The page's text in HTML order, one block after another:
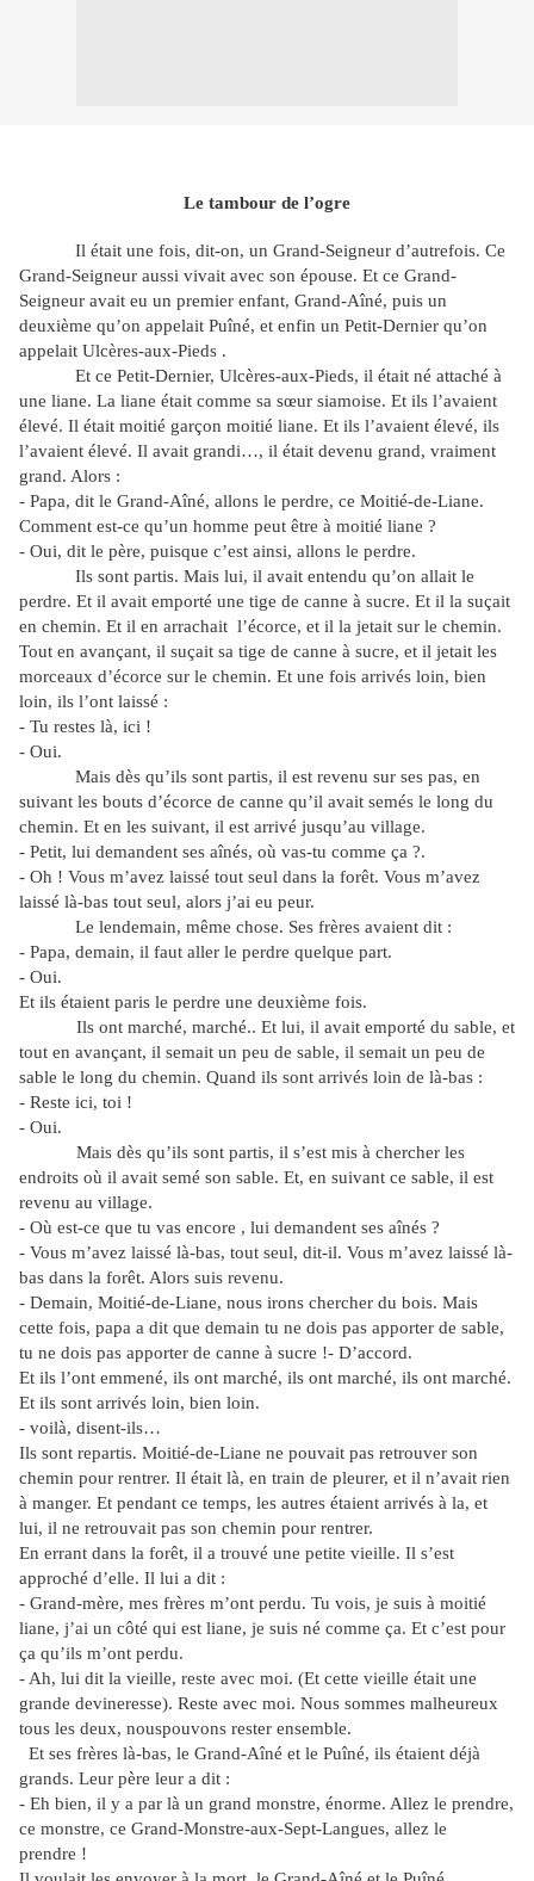
Le tambour de l’ogre
Il était une fois, dit-on, un Grand-Seigneur d’autrefois. Ce
Grand-Seigneur aussi vivait avec son épouse. Et ce Grand-
Seigneur avait eu un premier enfant, Grand-Aîné, puis un
deuxième qu’on appelait Puîné, et enfin un Petit-Dernier qu’on
appelait Ulcères-aux-Pieds .
Et ce Petit-Dernier, Ulcères-aux-Pieds, il était né attaché à
une liane. La liane était comme sa sœur siamoise. Et ils l’avaient
élevé. Il était moitié garçon moitié liane. Et ils l’avaient élevé, ils
l’avaient élevé. Il avait grandi…, il était devenu grand, vraiment
grand. Alors :
- Papa, dit le Grand-Aîné, allons le perdre, ce Moitié-de-Liane.
Comment est-ce qu’un homme peut être à moitié liane ?
- Oui, dit le père, puisque c’est ainsi, allons le perdre.
Ils sont partis. Mais lui, il avait entendu qu’on allait le
perdre. Et il avait emporté une tige de canne à sucre. Et il la suçait
en chemin. Et il en arrachait l’écorce, et il la jetait sur le chemin.
Tout en avançant, il suçait sa tige de canne à sucre, et il jetait les
morceaux d’écorce sur le chemin. Et une fois arrivés loin, bien
loin, ils l’ont laissé :
- Tu restes là, ici !
- Oui.
Mais dès qu’ils sont partis, il est revenu sur ses pas, en
suivant les bouts d’écorce de canne qu’il avait semés le long du
chemin. Et en les suivant, il est arrivé jusqu’au village.
- Petit, lui demandent ses aînés, où vas-tu comme ça ?.
- Oh ! Vous m’avez laissé tout seul dans la forêt. Vous m’avez
laissé là-bas tout seul, alors j’ai eu peur.
Le lendemain, même chose. Ses frères avaient dit :
- Papa, demain, il faut aller le perdre quelque part.
- Oui.
Et ils étaient paris le perdre une deuxième fois.
Ils ont marché, marché.. Et lui, il avait emporté du sable, et
tout en avançant, il semait un peu de sable, il semait un peu de
sable le long du chemin. Quand ils sont arrivés loin de là-bas :
- Reste ici, toi !
- Oui.
Mais dès qu’ils sont partis, il s’est mis à chercher les
endroits où il avait semé son sable. Et, en suivant ce sable, il est
revenu au village.
- Où est-ce que tu vas encore , lui demandent ses aînés ?
- Vous m’avez laissé là-bas, tout seul, dit-il. Vous m’avez laissé là-
bas dans la forêt. Alors suis revenu.
- Demain, Moitié-de-Liane, nous irons chercher du bois. Mais
cette fois, papa a dit que demain tu ne dois pas apporter de sable,
tu ne dois pas apporter de canne à sucre !- D’accord.
Et ils l’ont emmené, ils ont marché, ils ont marché, ils ont marché.
Et ils sont arrivés loin, bien loin.
- voilà, disent-ils…
Ils sont repartis. Moitié-de-Liane ne pouvait pas retrouver son
chemin pour rentrer. Il était là, en train de pleurer, et il n’avait rien
à manger. Et pendant ce temps, les autres étaient arrivés à la, et
lui, il ne retrouvait pas son chemin pour rentrer.
En errant dans la forêt, il a trouvé une petite vieille. Il s’est
approché d’elle. Il lui a dit :
- Grand-mère, mes frères m’ont perdu. Tu vois, je suis à moitié
liane, j’ai un côté qui est liane, je suis né comme ça. Et c’est pour
ça qu’ils m’ont perdu.
- Ah, lui dit la vieille, reste avec moi. (Et cette vieille était une
grande devineresse). Reste avec moi. Nous sommes malheureux
tous les deux, nouspouvons rester ensemble.
Et ses frères là-bas, le Grand-Aîné et le Puîné, ils étaient déjà
grands. Leur père leur a dit :
- Eh bien, il y a par là un grand monstre, énorme. Allez le prendre,
ce monstre, ce Grand-Monstre-aux-Sept-Langues, allez le
prendre !